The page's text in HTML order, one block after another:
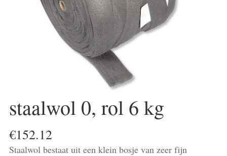
staalwol 0, rol 6 kg
€152.12
Staalwol bestaat uit een klein bosje van zeer fijn